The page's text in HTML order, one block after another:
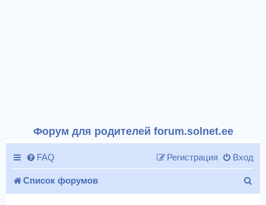
Форум для родителей forum.solnet.ee
FAQ Вход
Регистрация
Список форумов